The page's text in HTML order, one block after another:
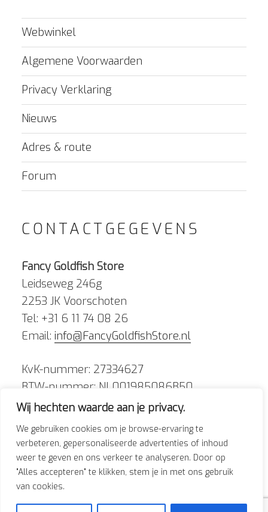
Wij hechten waarde aan je privacy.
We gebruiken cookies om je browse-ervaring te
verbeteren, gepersonaliseerde advertenties of inhoud
weer te geven en ons verkeer te analyseren. Door op
"Alles accepteren" te klikken, stem je in met ons gebruik
van cookies.
Webwinkel
Algemene Voorwaarden
Privacy Verklaring
Nieuws
Adres & route
Forum
CONTACTGEGEVENS
Fancy Goldfish Store
Leidseweg 246g
2253 JK Voorschoten
Tel: +31 6 11 74 08 26
Email: info@FancyGoldfishStore.nl
KvK-nummer: 27334627
BTW-nummer: NL001985086B50
FacebookInstagram